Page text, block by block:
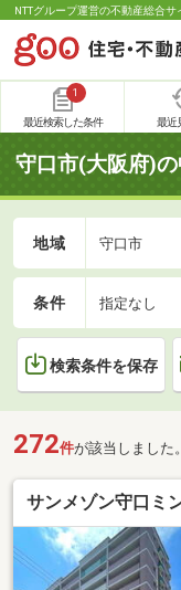
NTTグループ運営の不動産総合サ
1
最近検索した条件 最近
守口市(大阪府)
地域 守口市
条件 指定なし
検索条件を保存
272件が該当しました。
サンメゾン守口ミ